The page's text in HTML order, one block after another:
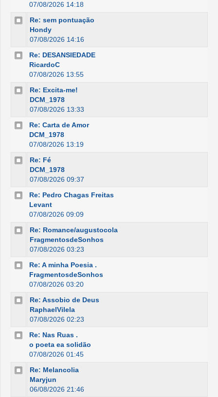
07/08/2026 14:18
Re: sem pontuação
Hondy
07/08/2026 14:16
Re: DESANSIEDADE
RicardoC
07/08/2026 13:55
Re: Excita-me!
DCM_1978
07/08/2026 13:33
Re: Carta de Amor
DCM_1978
07/08/2026 13:19
Re: Fé
DCM_1978
07/08/2026 09:37
Re: Pedro Chagas Freitas
Levant
07/08/2026 09:09
Re: Romance/augustocola
FragmentosdeSonhos
07/08/2026 03:23
Re: A minha Poesia .
FragmentosdeSonhos
07/08/2026 03:20
Re: Assobio de Deus
RaphaelVilela
07/08/2026 02:23
Re: Nas Ruas .
o poeta ea solidão
07/08/2026 01:45
Re: Melancolia
Maryjun
06/08/2026 21:46